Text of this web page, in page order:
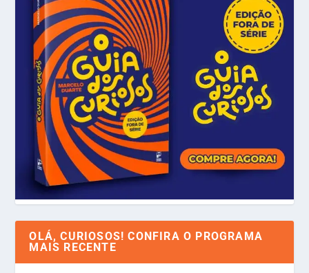
OLÁ, CURIOSOS! CONFIRA O PROGRAMA
MAIS RECENTE